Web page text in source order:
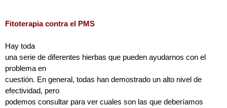
Fitoterapia contra el PMS
Hay toda
una serie de diferentes hierbas que pueden ayudarnos con el
problema en
cuestión. En general, todas han demostrado un alto nivel de
efectividad, pero
podemos consultar para ver cuales son las que deberíamos